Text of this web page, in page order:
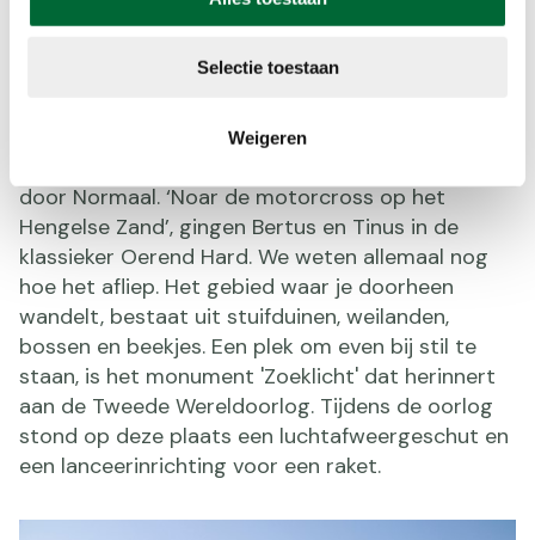
Selectie toestaan
Weigeren
Veldhoekroute, Veldhoek (8 km.)
buurtschap Veldhoek onder meer naar
door Normaal. ‘Noar de motorcross op het
Hengelse Zand’, gingen Bertus en Tinus in de
klassieker Oerend Hard. We weten allemaal nog
hoe het afliep. Het gebied waar je doorheen
wandelt, bestaat uit stuifduinen, weilanden,
bossen en beekjes. Een plek om even bij stil te
staan, is het monument 'Zoeklicht' dat herinnert
aan de Tweede Wereldoorlog. Tijdens de oorlog
stond op deze plaats een luchtafweergeschut en
een lanceerinrichting voor een raket.